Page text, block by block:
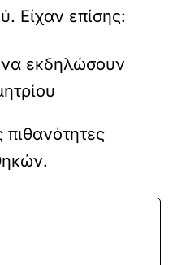
Είχαν επίσης:
να εκδηλώσουν
πιθανότητες